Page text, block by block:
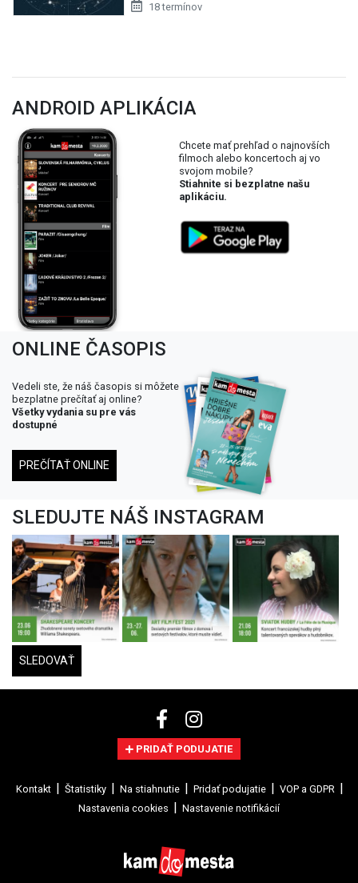
18 termínov
ANDROID APLIKÁCIA
Chcete mať prehľad o najnovších
filmoch alebo koncertoch aj vo
svojom mobile?
Stiahnite si bezplatne našu
aplikáciu.
ONLINE ČASOPIS
Vedeli ste, že náš časopis si môžete
bezplatne prečítať aj online?
Všetky vydania su pre vás
dostupné
PREČÍTAŤ ONLINE
SLEDUJTE NÁŠ INSTAGRAM
SLEDOVAŤ
PRIDAŤ PODUJATIE
Kontakt Štatistiky Na stiahnutie Pridať podujatie
VOP a GDPR
Nastavenia cookies
Nastavenie notifikácií